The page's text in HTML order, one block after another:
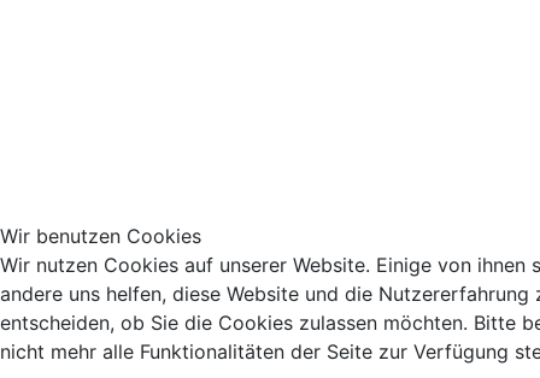
Wir benutzen Cookies
Wir nutzen Cookies auf unserer Website. Einige von
andere uns helfen, diese Website und die
entscheiden, ob Sie die Cookies zulassen möchten. Bitte
nicht mehr alle Funktionalitäten der Seite zur Verfügung